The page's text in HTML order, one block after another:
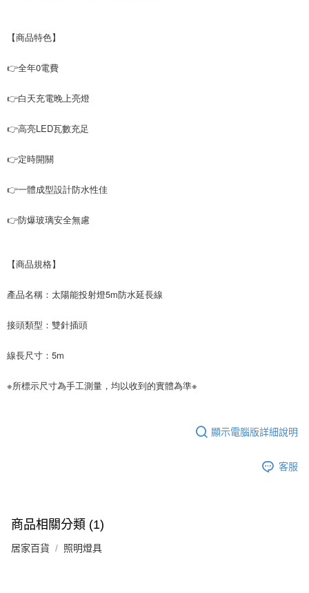
7-11取貨付款
每筆NT$60，滿NT$598(含以上)免運費
外島宅配
每筆NT$100
【商品特色】
👉全年0電費
👉白天充電晚上亮燈
👉高亮LED瓦數充足
👉定時開關
👉一體成型設計防水性佳
👉防爆玻璃安全無慮
【商品規格】
產品名稱：太陽能投射燈5m防水延長線
接頭類型：雙針插頭
線長尺寸：5m
※所標示尺寸為手工測量，均以收到的實體為準※
顯示電腦版詳細說明
客服
商品相關分類 (1)
居家百貨 照明燈具